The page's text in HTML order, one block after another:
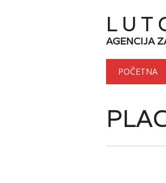
AGENCIJA
Main
Skip to content
POČETNA